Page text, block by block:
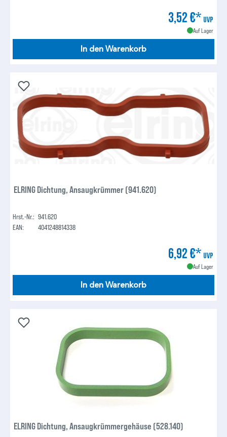
3,52 €* UVP
Auf Lager
In den Warenkorb
ELRING Dichtung, Ansaugkrümmer (941.620)
Hrst.-Nr.: 941.620
EAN:
4041248814338
6,92 €* UVP
Auf Lager
In den Warenkorb
ELRING Dichtung, Ansaugkrümmergehäuse (528.140)